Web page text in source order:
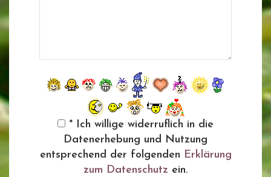
* Ich willige widerruflich in die
Datenerhebung und Nutzung
entsprechend der folgenden Erklärung
zum Datenschutz ein.